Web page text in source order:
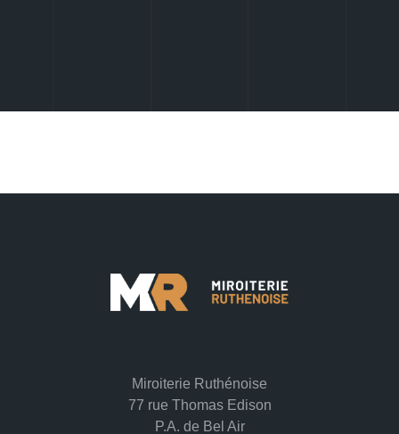
Miroiterie Ruthénoise
77 rue Thomas Edison
P.A. de Bel Air